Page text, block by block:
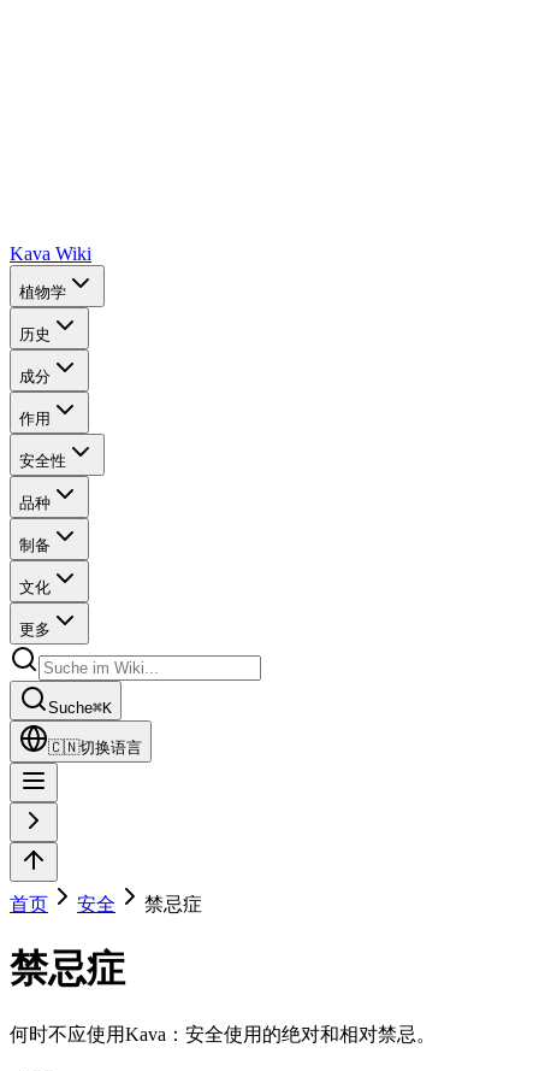
Kava Wiki
植物学
历史
成分
作用
安全性
品种
制备
文化
更多
Suche⌘K
🇨🇳切换语言
首页 安全 禁忌症
禁忌症
何时不应使用Kava：安全使用的绝对和相对禁忌。